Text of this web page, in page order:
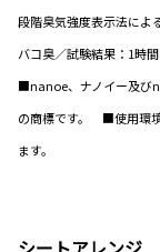
段階臭気強度表示法によ
バコ臭／試験結果：1時
■nanoe、ナノイー及び
の商標です。 ■使用環境
ます。